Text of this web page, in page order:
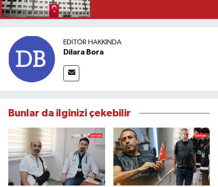
EDITÖR HAKKINDA
Dilara Bora
Bunlar da ilginizi çekebilir